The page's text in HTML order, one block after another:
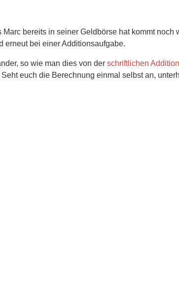
bereits in seiner Geldbörse hat kommt noch
erneut bei einer Additionsaufgabe.
so wie man dies von der schriftlichen Addition
euch die Berechnung einmal selbst an,